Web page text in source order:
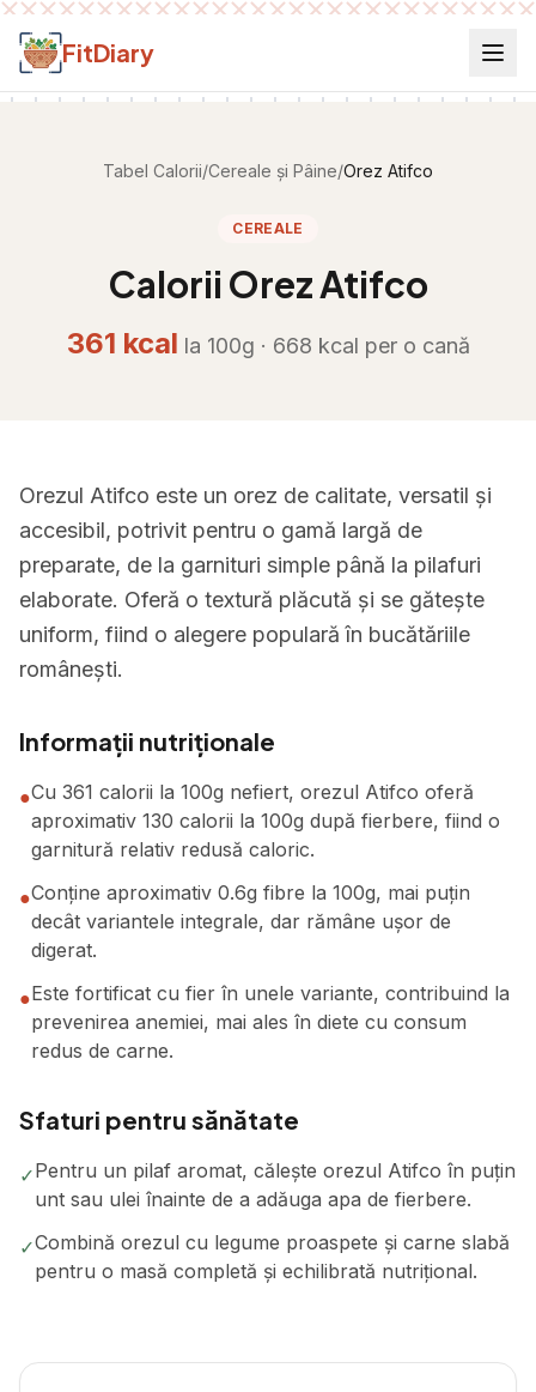
Salt la conținut
FitDiary
Tabel Calorii/Cereale și Pâine/Orez Atifco
CEREALE
Calorii Orez Atifco
361 kcal la 100g · 668 kcal per o cană
Orezul Atifco este un orez de calitate, versatil și
accesibil, potrivit pentru o gamă largă de
preparate, de la garnituri simple până la pilafuri
elaborate. Oferă o textură plăcută și se gătește
uniform, fiind o alegere populară în bucătăriile
românești.
Informații nutriționale
●Cu 361 calorii la 100g nefiert, orezul Atifco oferă
aproximativ 130 calorii la 100g după fierbere, fiind o
garnitură relativ redusă caloric.
●Conține aproximativ 0.6g fibre la 100g, mai puțin
decât variantele integrale, dar rămâne ușor de
digerat.
●Este fortificat cu fier în unele variante, contribuind la
prevenirea anemiei, mai ales în diete cu consum
redus de carne.
Sfaturi pentru sănătate
✓Pentru un pilaf aromat, călește orezul Atifco în puțin
unt sau ulei înainte de a adăuga apa de fierbere.
✓Combină orezul cu legume proaspete și carne slabă
pentru o masă completă și echilibrată nutrițional.